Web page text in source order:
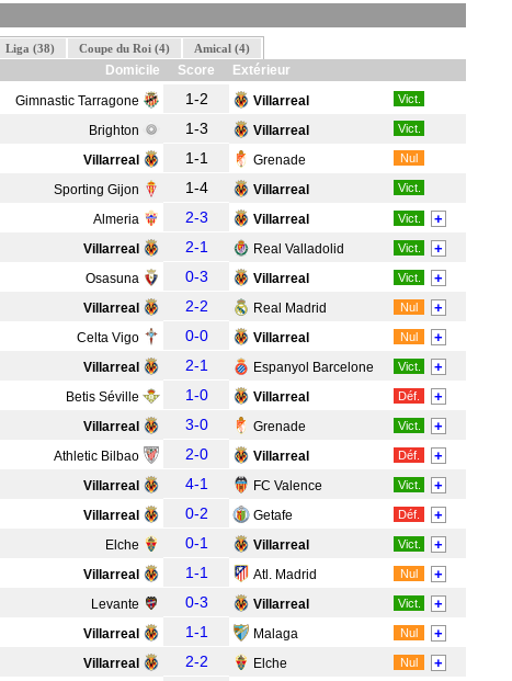
Liga (38) Coupe du Roi (4) Amical (4)
Domicile Score
Extérieur
Gimnastic Tarragone 1-2 Villarreal Vict.
Brighton 1-3 Villarreal Vict.
Villarreal 1-1 Grenade Nul
Sporting Gijon 1-4 Villarreal Vict.
Almeria 2-3 Villarreal Vict. +
Villarreal 2-1 Real Valladolid Vict. +
Osasuna 0-3 Villarreal Vict. +
Villarreal 2-2 Real Madrid Nul +
Celta Vigo 0-0 Villarreal Nul +
Villarreal 2-1 Espanyol Barcelone Vict. +
Betis Séville 1-0 Villarreal Déf. +
Villarreal 3-0 Grenade Vict. +
Athletic Bilbao 2-0 Villarreal Déf. +
Villarreal 4-1 FC Valence Vict. +
Villarreal 0-2 Getafe Déf. +
Elche 0-1 Villarreal Vict. +
Villarreal 1-1 Atl. Madrid Nul +
Levante 0-3 Villarreal Vict. +
Villarreal 1-1 Malaga Nul +
Villarreal 2-2 Elche Nul +